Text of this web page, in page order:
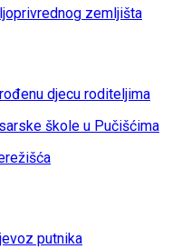
zemljišta
djecu roditeljima
škole u Pučišćima
putnika